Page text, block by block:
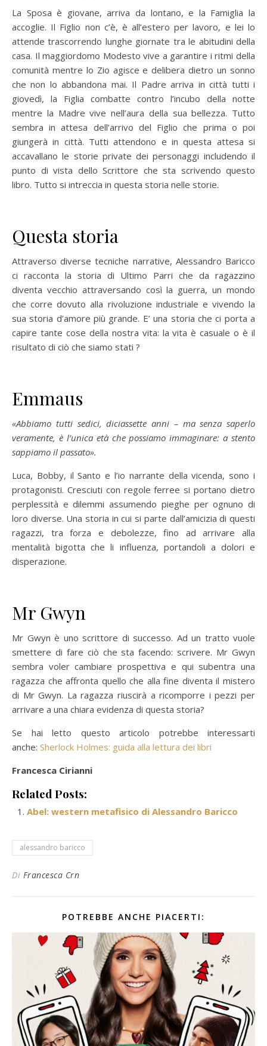
La Sposa è giovane, arriva da lontano, e la Famiglia la
accoglie. Il Figlio non c’è, è all’estero per lavoro, e lei lo
attende trascorrendo lunghe giornate tra le abitudini della
casa. Il maggiordomo Modesto vive a garantire i ritmi della
comunità mentre lo Zio agisce e delibera dietro un sonno
che non lo abbandona mai. Il Padre arriva in città tutti i
giovedì, la Figlia combatte contro l’incubo della notte
mentre la Madre vive nell’aura della sua bellezza. Tutto
sembra in attesa dell’arrivo del Figlio che prima o poi
giungerà in città. Tutti attendono e in questa attesa si
accavallano le storie private dei personaggi includendo il
punto di vista dello Scrittore che sta scrivendo questo
libro. Tutto si intreccia in questa storia nelle storie.
Questa storia
Attraverso diverse tecniche narrative, Alessandro Baricco
ci racconta la storia di Ultimo Parri che da ragazzino
diventa vecchio attraversando così la guerra, un mondo
che corre dovuto alla rivoluzione industriale e vivendo la
sua storia d’amore più grande. E’ una storia che ci porta a
capire tante cose della nostra vita: la vita è casuale o è il
risultato di ciò che siamo stati ?
Emmaus
«Abbiamo tutti sedici, diciassette anni – ma senza saperlo
veramente, è l’unica età che possiamo immaginare: a stento
sappiamo il passato».
Luca, Bobby, il Santo e l’io narrante della vicenda, sono i
protagonisti. Cresciuti con regole ferree si portano dietro
perplessità e dilemmi assumendo pieghe per ognuno di
loro diverse. Una storia in cui si parte dall’amicizia di questi
ragazzi, tra forza e debolezze, fino ad arrivare alla
mentalità bigotta che li influenza, portandoli a dolori e
disperazione.
Mr Gwyn
Mr Gwyn è uno scrittore di successo. Ad un tratto vuole
smettere di fare ciò che sta facendo: scrivere. Mr Gwyn
sembra voler cambiare prospettiva e qui subentra una
ragazza che affronta quello che alla fine diventa il mistero
di Mr Gwyn. La ragazza riuscirà a ricomporre i pezzi per
arrivare a una chiara evidenza di questa storia?
Se hai letto questo articolo potrebbe interessarti
anche: Sherlock Holmes: guida alla lettura dei libri
Francesca Cirianni
Related Posts:
Abel: western metafisico di Alessandro Baricco
alessandro baricco
Di Francesca Crn
POTREBBE ANCHE PIACERTI: